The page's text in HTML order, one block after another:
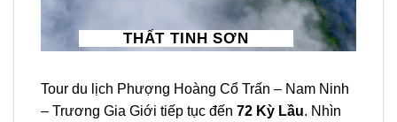
THẤT TINH SƠN
Tour du lịch Phượng Hoàng Cổ Trấn – Nam Ninh
– Trương Gia Giới tiếp tục đến 72 Kỳ Lầu. Nhìn